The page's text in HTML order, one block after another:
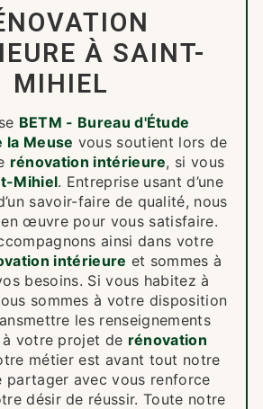
À SAINT-
MIHIEL
BETM - Bureau d'Étude
la Meuse vous soutient lors de
rénovation intérieure, si vous
Mihiel. Entreprise usant d’une
savoir-faire de qualité, nous
œuvre pour vous satisfaire.
ainsi dans votre
intérieure et sommes à
besoins. Si vous habitez à
sommes à votre disposition
les renseignements
à votre projet de rénovation
métier est avant tout notre
partager avec vous renforce
désir de réussir. Toute notre